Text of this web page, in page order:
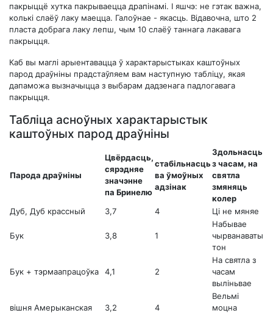
пакрыццё хутка пакрываецца драпінамі. І яшчэ: не гэтак важна,
колькі слаёў лаку маецца. Галоўнае - якасць. Відавочна, што 2
пласта добрага лаку лепш, чым 10 слаёў таннага лакавага
пакрыцця.
Каб вы маглі арыентавацца ў характарыстыках каштоўных
парод драўніны прадстаўляем вам наступную табліцу, якая
дапаможа вызначыцца з выбарам дадзенага падлогавага
пакрыцця.
Табліца асноўных характарыстык
каштоўных парод драўніны
Парода драўніны
Цвёрдасць,
сярэдняе
значэнне
па Бринелю
стабільнасць
ва ўмоўных
адзінак
Здольнасць
з часам, на
святла
змяняць
колер
Дуб, Дуб крассный
3,7 4 Ці не мяняе
Бук 3,8 1
Набывае
чырванаваты
тон
Бук + тэрмаапрацоўка 4,1 2
На святла з
часам
выліньвае
вішня Амерыканская 3,2 4
Вельмі
моцна